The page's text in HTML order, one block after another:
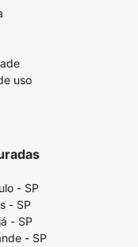
uso
- SP
- SP
- SP
- SP